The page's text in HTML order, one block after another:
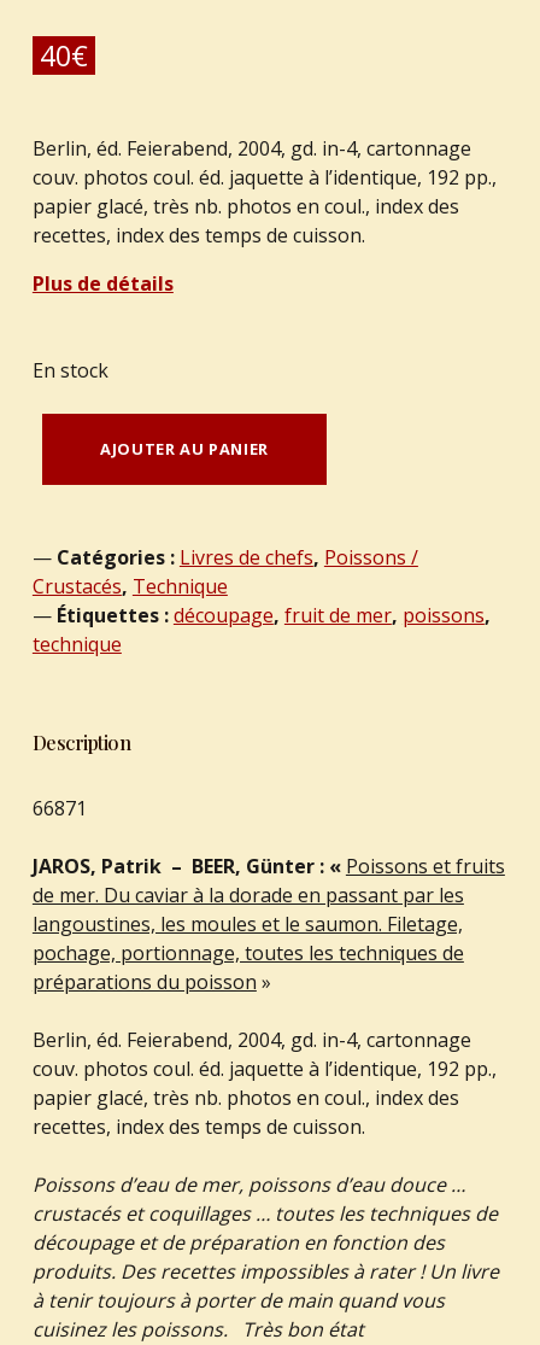
40€
Berlin, éd. Feierabend, 2004, gd. in-4, cartonnage
couv. photos coul. éd. jaquette à l’identique, 192 pp.,
papier glacé, très nb. photos en coul., index des
recettes, index des temps de cuisson.
Plus de détails
En stock
quantité de JAROS, Patrik - BEER, Günter : "Poissons et fruits de mer. Du caviar à la dorade en passant par les langoustines, les moules et le saumon. Filetage, pochage, portionnage, toutes les techniques de préparations du poisson"AJOUTER AU PANIER
Catégories : Livres de chefs, Poissons /
Crustacés, Technique
Étiquettes :découpage, fruit de mer, poissons,
technique
Description
66871
JAROS, Patrik – BEER, Günter : « Poissons et fruits
de mer. Du caviar à la dorade en passant par les
langoustines, les moules et le saumon. Filetage,
pochage, portionnage, toutes les techniques de
préparations du poisson »
Berlin, éd. Feierabend, 2004, gd. in-4, cartonnage
couv. photos coul. éd. jaquette à l’identique, 192 pp.,
papier glacé, très nb. photos en coul., index des
recettes, index des temps de cuisson.
Poissons d’eau de mer, poissons d’eau douce …
crustacés et coquillages … toutes les techniques de
découpage et de préparation en fonction des
produits. Des recettes impossibles à rater ! Un livre
à tenir toujours à porter de main quand vous
cuisinez les poissons. Très bon état